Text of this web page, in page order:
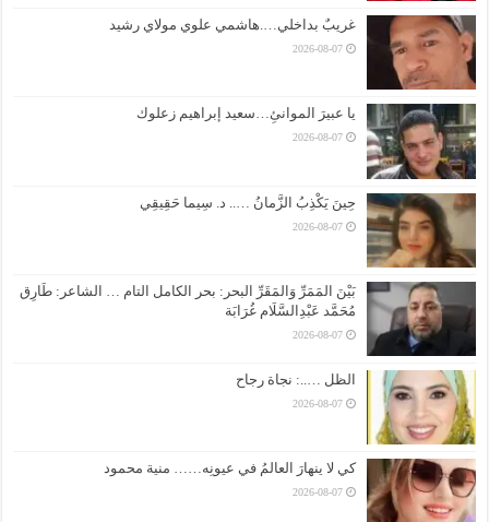
غريبٌ بداخلي….هاشمي علوي مولاي رشيد
2026-08-07
يا عبيرَ الموانئِ…سعيد إبراهيم زعلوك
2026-08-07
حِينَ يَكْذِبُ الزَّمانُ ….. د. سِيما حَقِيقِي
2026-08-07
بَيْنَ المَمَرِّ وَالمَقَرِّ البحر: بحر الكامل التام … الشاعر: طَارِق
مُحَمَّد عَبْدِالسَّلَام غُرَابَة
2026-08-07
الظل …..: نجاة رجاح
2026-08-07
كي لا ينهارَ العالمُ في عيونِه…… منية محمود
2026-08-07